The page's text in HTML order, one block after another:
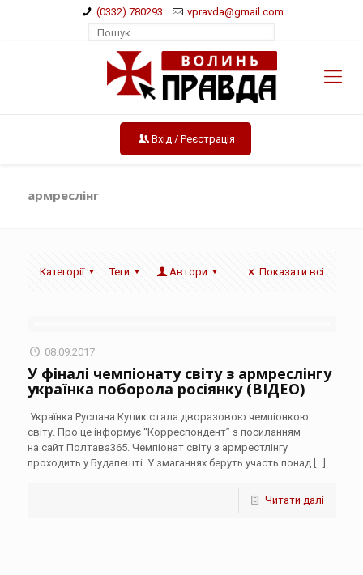
(0332) 780293 vpravda@gmail.com
Вхід / Реєстрація
армреслінг
Категорії Теги Автори Показати всі
08.09.2017
У фіналі чемпіонату світу з армреслінгу
українка поборола росіянку (ВІДЕО)
Українка Руслана Кулик стала дворазовою чемпіонкою
світу. Про це інформує “Корреспондент” з посиланням
на сайт Полтава365. Чемпіонат світу з армрестлінгу
проходить у Будапешті. У змаганнях беруть участь понад[…]
Читати далі